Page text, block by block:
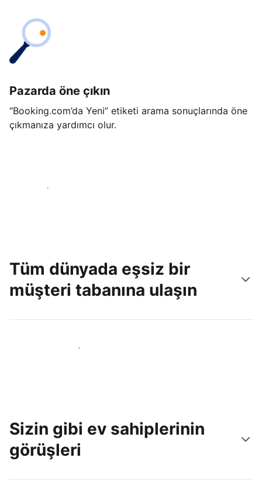
Pazarda öne çıkın
“Booking.com’da Yeni” etiketi arama sonuçlarında öne
çıkmanıza yardımcı olur.
Hemen başla
Tüm dünyada eşsiz bir
müşteri tabanına ulaşın
Hemen yeni konuklara ulaş
Sizin gibi ev sahiplerinin
görüşleri